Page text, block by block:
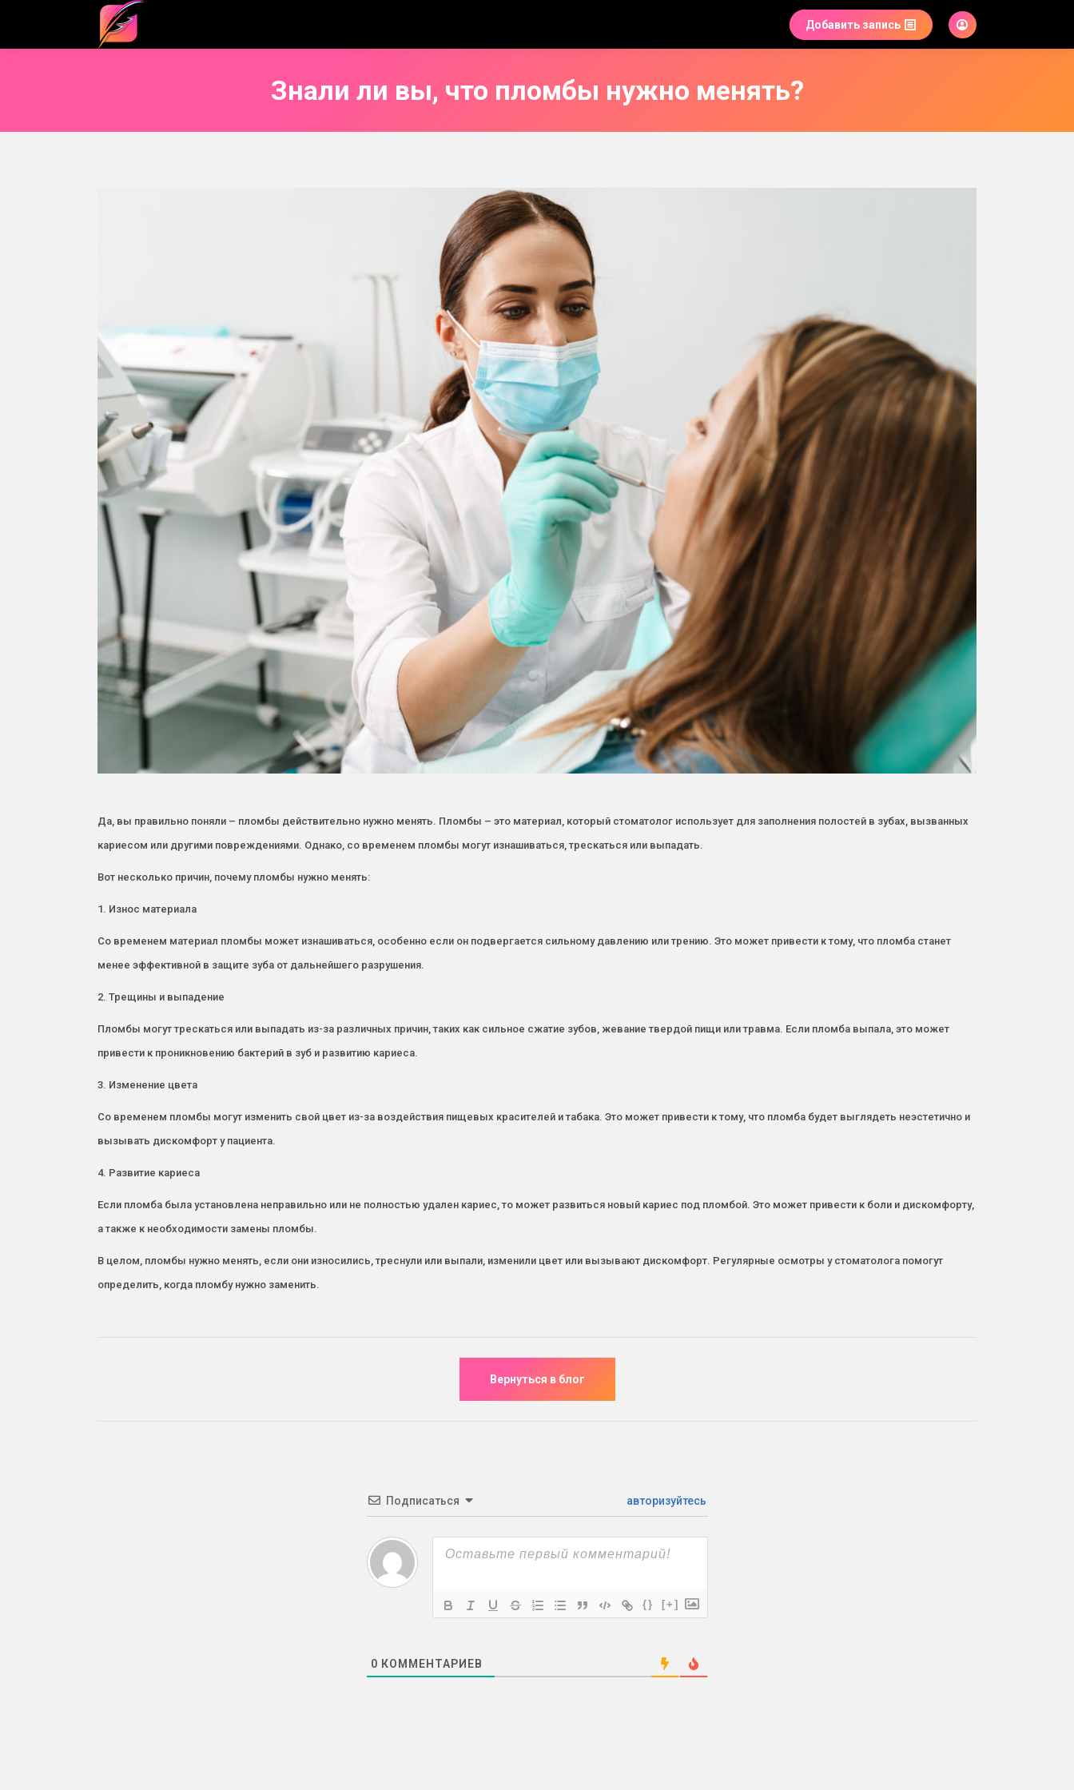
Добавить запись
Знали ли вы, что пломбы нужно менять?
Да, вы правильно поняли – пломбы действительно нужно менять. Пломбы – это материал, который стоматолог использует для заполнения полостей в зубах, вызванных
кариесом или другими повреждениями. Однако, со временем пломбы могут изнашиваться, трескаться или выпадать.
Вот несколько причин, почему пломбы нужно менять:
1. Износ материала
Со временем материал пломбы может изнашиваться, особенно если он подвергается сильному давлению или трению. Это может привести к тому, что пломба станет
менее эффективной в защите зуба от дальнейшего разрушения.
2. Трещины и выпадение
Пломбы могут трескаться или выпадать из-за различных причин, таких как сильное сжатие зубов, жевание твердой пищи или травма. Если пломба выпала, это может
привести к проникновению бактерий в зуб и развитию кариеса.
3. Изменение цвета
Со временем пломбы могут изменить свой цвет из-за воздействия пищевых красителей и табака. Это может привести к тому, что пломба будет выглядеть неэстетично и
вызывать дискомфорт у пациента.
4. Развитие кариеса
Если пломба была установлена неправильно или не полностью удален кариес, то может развиться новый кариес под пломбой. Это может привести к боли и дискомфорту,
а также к необходимости замены пломбы.
В целом, пломбы нужно менять, если они износились, треснули или выпали, изменили цвет или вызывают дискомфорт. Регулярные осмотры у стоматолога помогут
определить, когда пломбу нужно заменить.
Подписаться авторизуйтесь
{} [+]
0 КОММЕНТАРИЕВ